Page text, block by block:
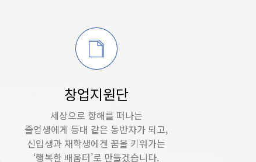
창업지원단
세상으로 항해를 떠나는
졸업생에게 등대 같은 동반자가 되고,
신입생과 재학생에겐 꿈을 키워가는
‘행복한 배움터’로 만들겠습니다.